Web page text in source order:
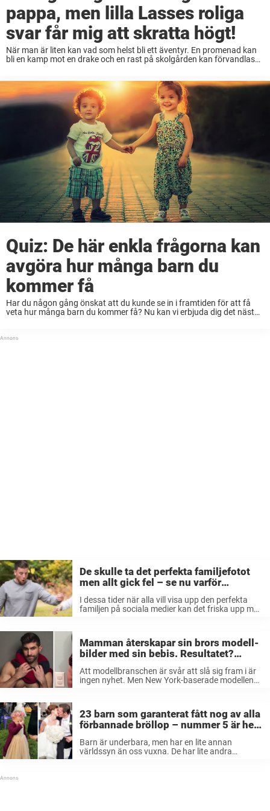
pappa, men lilla Lasses roliga
svar får mig att skratta högt!
När man är liten kan vad som helst bli ett äventyr. En promenad kan
bli en kamp mot en drake och en rast på skolgården kan förvandlas
Quiz: De här enkla frågorna kan
avgöra hur många barn du
kommer få
Har du någon gång önskat att du kunde se in i framtiden för att få
veta hur många barn du kommer få? Nu kan vi erbjuda dig det näst
De skulle ta det perfekta familjefotot
men allt gick fel – se nu varför
I dessa tider när alla vill visa upp den perfekta
familjen på sociala medier kan det friska upp med
Mamman återskapar sin brors modell-
bilder med sin bebis. Resultatet?
Att modellbranschen är svår att slå sig fram i är
ingen nyhet. Men New York-baserade modellen
23 barn som garanterat fått nog av alla
förbannade bröllop – nummer 5 är helt
Barn är underbara, men har en lite annan
världssyn än oss vuxna. De har lite andra